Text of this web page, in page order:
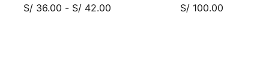
S/ 36.00 - S/ 42.00 S/ 100.00